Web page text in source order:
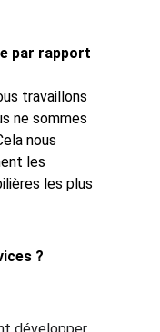
par rapport
travaillons
ne sommes
nous
les
les plus
?